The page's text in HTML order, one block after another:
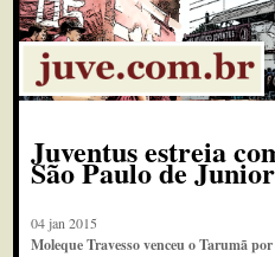
Juventus estreia
São Paulo de
04 jan 2015
Moleque Travesso venceu o Tarumã